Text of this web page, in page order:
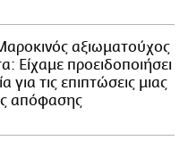
αξιωματούχος
Είχαμε προειδοποιήσει
για τις επιπτώσεις μιας
απόφασης